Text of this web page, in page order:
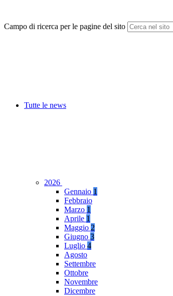
Campo di ricerca per le pagine del sito
Tutte le news
2026
Gennaio 1
Febbraio
Marzo 1
Aprile 1
Maggio 2
Giugno 3
Luglio 4
Agosto
Settembre
Ottobre
Novembre
Dicembre